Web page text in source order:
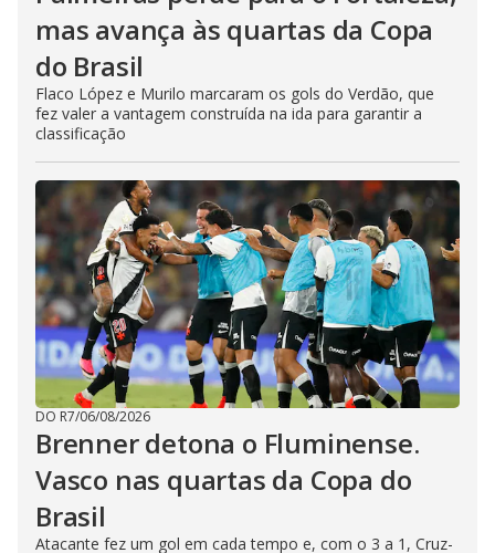
mas avança às quartas da Copa
do Brasil
Flaco López e Murilo marcaram os gols do Verdão, que
fez valer a vantagem construída na ida para garantir a
classificação
DO R7/06/08/2026
Brenner detona o Fluminense.
Vasco nas quartas da Copa do
Brasil
Atacante fez um gol em cada tempo e, com o 3 a 1, Cruz-